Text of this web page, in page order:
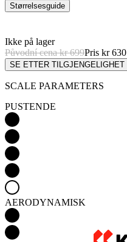
Størrelsesguide
Ikke på lager
Pris kr 630
Původní cenakr 699
SE ETTER TILGJENGELIGHET
SCALE PARAMETERS
PUSTENDE
AERODYNAMISK